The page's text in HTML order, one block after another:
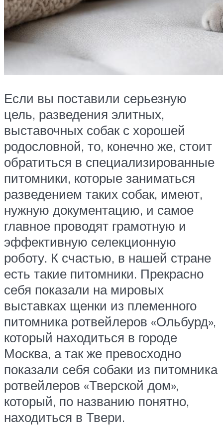
Если вы поставили серьезную
цель, разведения элитных,
выставочных собак с хорошей
родословной, то, конечно же, стоит
обратиться в специализированные
питомники, которые заниматься
разведением таких собак, имеют,
нужную документацию, и самое
главное проводят грамотную и
эффективную селекционную
роботу. К счастью, в нашей стране
есть такие питомники. Прекрасно
себя показали на мировых
выставках щенки из племенного
питомника ротвейлеров «Ольбурд»,
который находиться в городе
Москва, а так же превосходно
показали себя собаки из питомника
ротвейлеров «Тверской дом»,
который, по названию понятно,
находиться в Твери.